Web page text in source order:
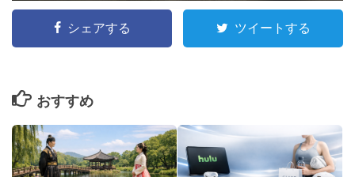
シェアする ツイートする
おすすめ